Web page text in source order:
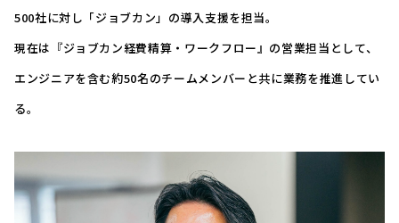
500社に対し「ジョブカン」の導入支援を担当。
現在は『ジョブカン経費精算・ワークフロー』の営業担当として、
エンジニアを含む約50名のチームメンバーと共に業務を推進してい
る。